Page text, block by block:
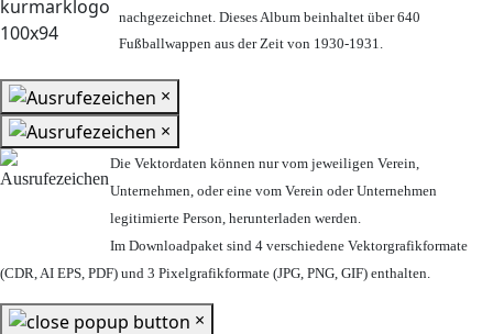
nachgezeichnet. Dieses Album beinhaltet über 640
Fußballwappen aus der Zeit von 1930-1931.
×
×
Die Vektordaten können nur vom jeweiligen Verein,
Unternehmen, oder eine vom Verein oder Unternehmen
legitimierte Person, herunterladen werden.
Im Downloadpaket sind 4 verschiedene Vektorgrafikformate
(CDR, AI EPS, PDF) und 3 Pixelgrafikformate (JPG, PNG, GIF) enthalten.
×